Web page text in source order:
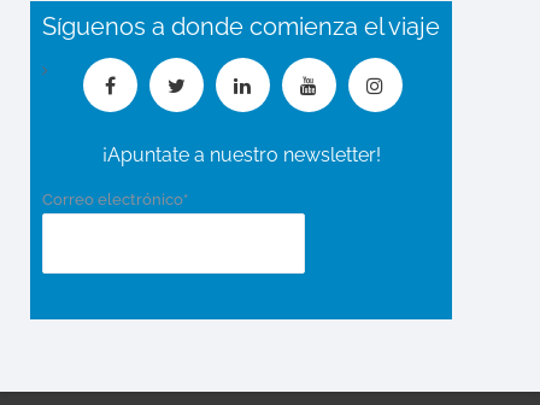
Síguenos a donde comienza el viaje
¡Apuntate a nuestro newsletter!
Correo electrónico*